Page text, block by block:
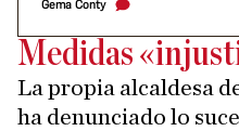
Gema Conty
Medidas
La propia alcaldesa
ha denunciado lo